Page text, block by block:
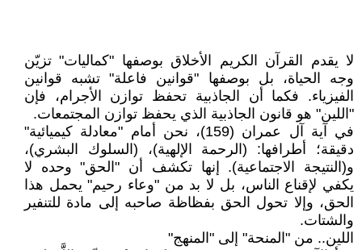
لا يقدم القرآن الكريم الأخلاق بوصفها "كماليات" تزيّن
وجه الحياة، بل بوصفها "قوانين فاعلة" تشبه قوانين
الفيزياء. فكما أن الجاذبية تحفظ توازن الأجرام، فإن
"اللين" هو قانون الجاذبية الذي يحفظ توازن المجتمعات.
في آية آل عمران (159)، نحن أمام "معادلة كيميائية"
دقيقة؛ أطرافها: (الرحمة الإلهية)، (السلوك البشري)،
و(النتيجة الاجتماعية). إنها تكشف أن "الحق" وحده لا
يكفي لإقناع الناس، بل لا بد من "وعاء رحيم" يحمل هذا
الحق، وإلا تحول الحق بفظاظة صاحبه إلى مادة للتنفير
والشتات.
اللين.. من "المنحة" إلى "المنهج"